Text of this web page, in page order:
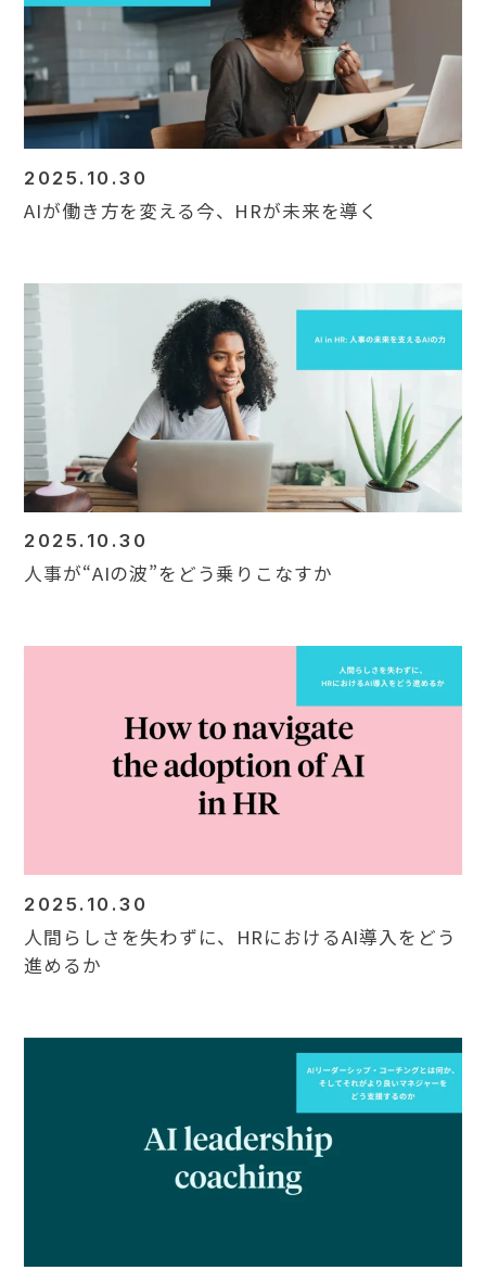
Contact
2025.10.30
AIが働き方を変える今、HRが未来を導く
2025.10.30
人事が“AIの波”をどう乗りこなすか
2025.10.30
人間らしさを失わずに、HRにおけるAI導入をどう
進めるか